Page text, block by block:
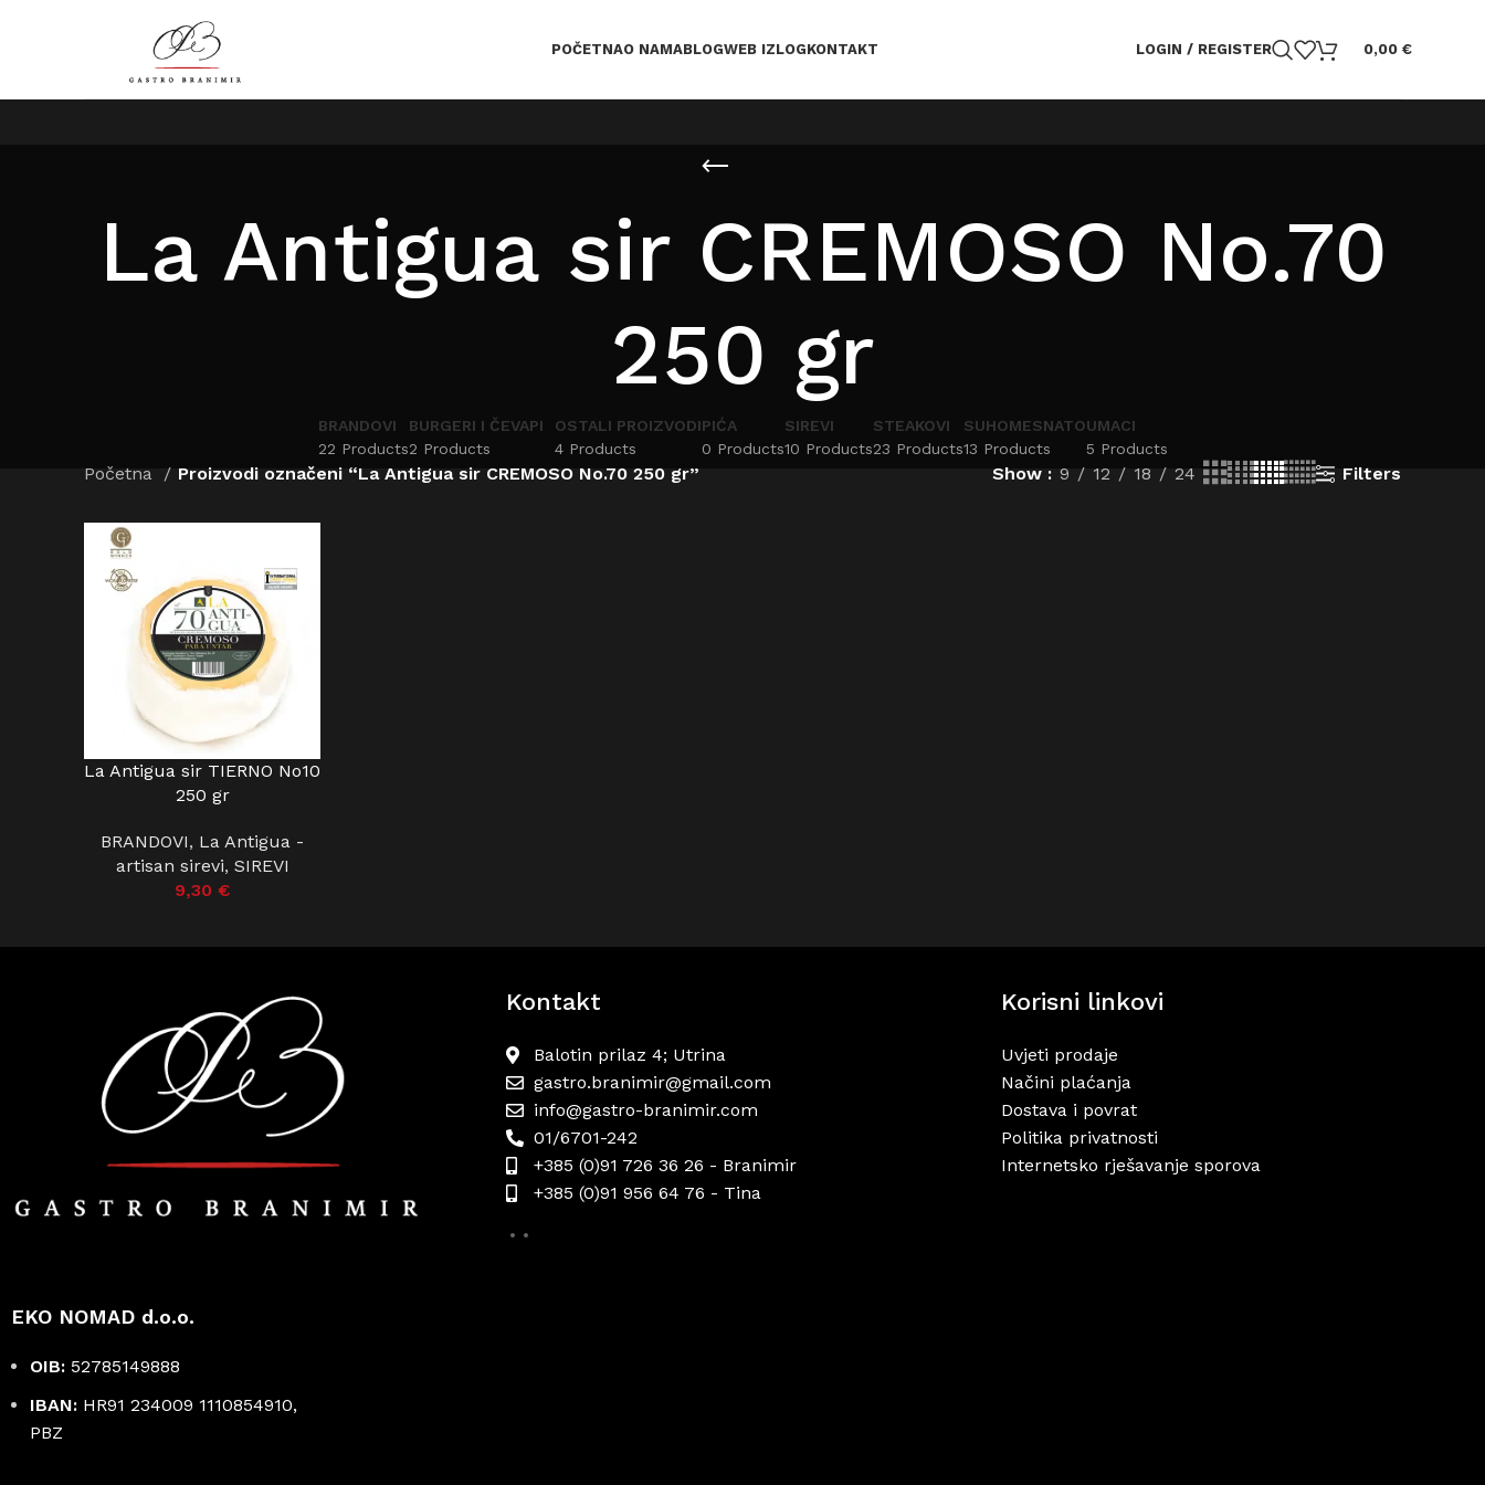
POČETNAO NAMABLOGWEB IZLOGKONTAKT LOGIN / REGISTER 0,00 €
La Antigua sir CREMOSO No.70
250 gr
BRANDOVI
22 Products
BURGERI I ČEVAPI
2 Products
OSTALI PROIZVODI
4 Products
PIĆA
0 Products
SIREVI
10 Products
STEAKOVI
23 Products
SUHOMESNATO
13 Products
UMACI
5 Products
Početna Proizvodi označeni “La Antigua sir CREMOSO No.70 250 gr” Show 9 12 18 24 Filters
DODAJ U KOŠARICU
La Antigua sir TIERNO No10
250 gr
BRANDOVI, La Antigua -
artisan sirevi, SIREVI
9,30 €
EKO NOMAD d.o.o.
OIB: 52785149888
IBAN: HR91 234009 1110854910,
PBZ
Kontakt
Balotin prilaz 4; Utrina
gastro.branimir@gmail.com
info@gastro-branimir.com
01/6701-242
+385 (0)91 726 36 26 - Branimir
+385 (0)91 956 64 76 - Tina
Korisni linkovi
Uvjeti prodaje
Načini plaćanja
Dostava i povrat
Politika privatnosti
Internetsko rješavanje sporova